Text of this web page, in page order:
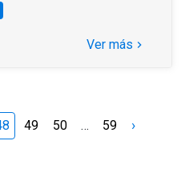
Ver más keyboard_arrow_right
49 50 … 59 ›